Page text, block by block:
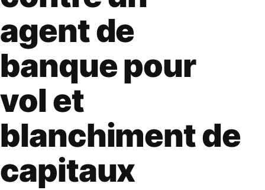
agent de
banque pour
vol et
blanchiment de
capitaux